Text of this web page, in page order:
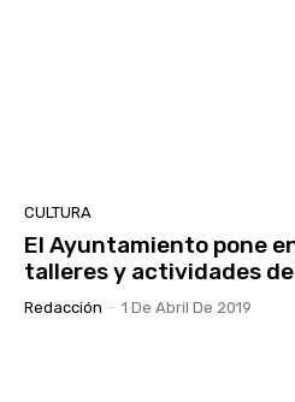
CULTURA
El Ayuntamiento pone
talleres y actividades
Redacción - 1 De Abril De 2019